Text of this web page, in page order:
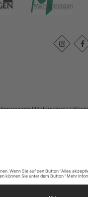
Impressum|Datenschutz|
© 2026 Tourismusverband